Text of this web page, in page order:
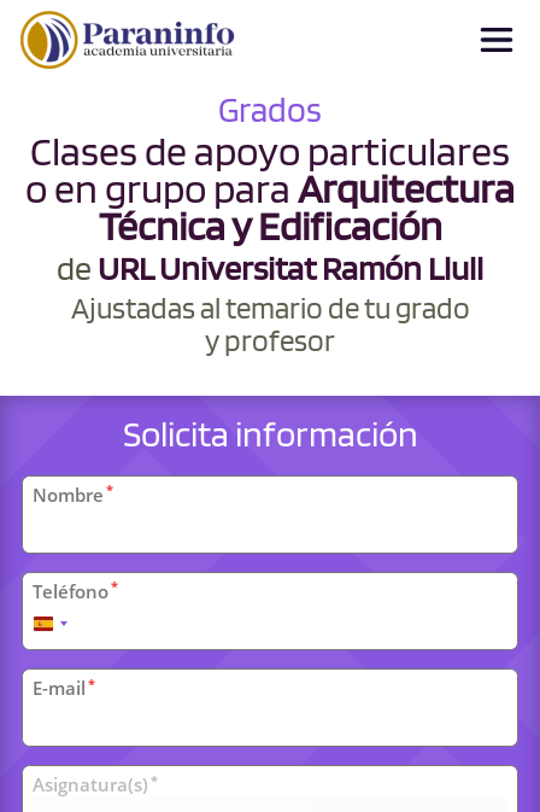
Grados
Clases de apoyo particulares
o en grupo para Arquitectura
Técnica y Edificación
de URL Universitat Ramón Llull
Ajustadas al temario de tu grado
y profesor
Solicita información
Datos
personales
Nombre *
Teléfono*
España
+34
E-mail *
Clases
universitarias
Asignatura(s) *